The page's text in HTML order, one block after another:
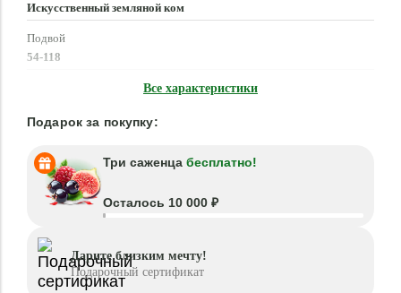
Искусственный земляной ком
Подвой
54-118
Все характеристики
Подарок за покупку:
Три саженца бесплатно!
Осталось 10 000 ₽
Дарите близким мечту!
Подарочный сертификат